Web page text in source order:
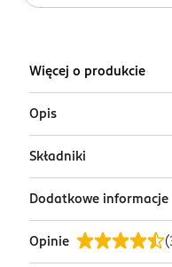
Więcej o produkcie
Opis
Rodzina Variété
ultratrwały eyeliner i
Precyzyjna końcówka
idealną matową kreskę
Składniki
Ingredients: Liquid
COPOLYMER,
CAPRYLYL GLYCOL,
Dodatkowe informacje
OSTRZEŻENIA
Opinie (